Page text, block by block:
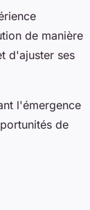
de manière
d'ajuster ses
l'émergence
de